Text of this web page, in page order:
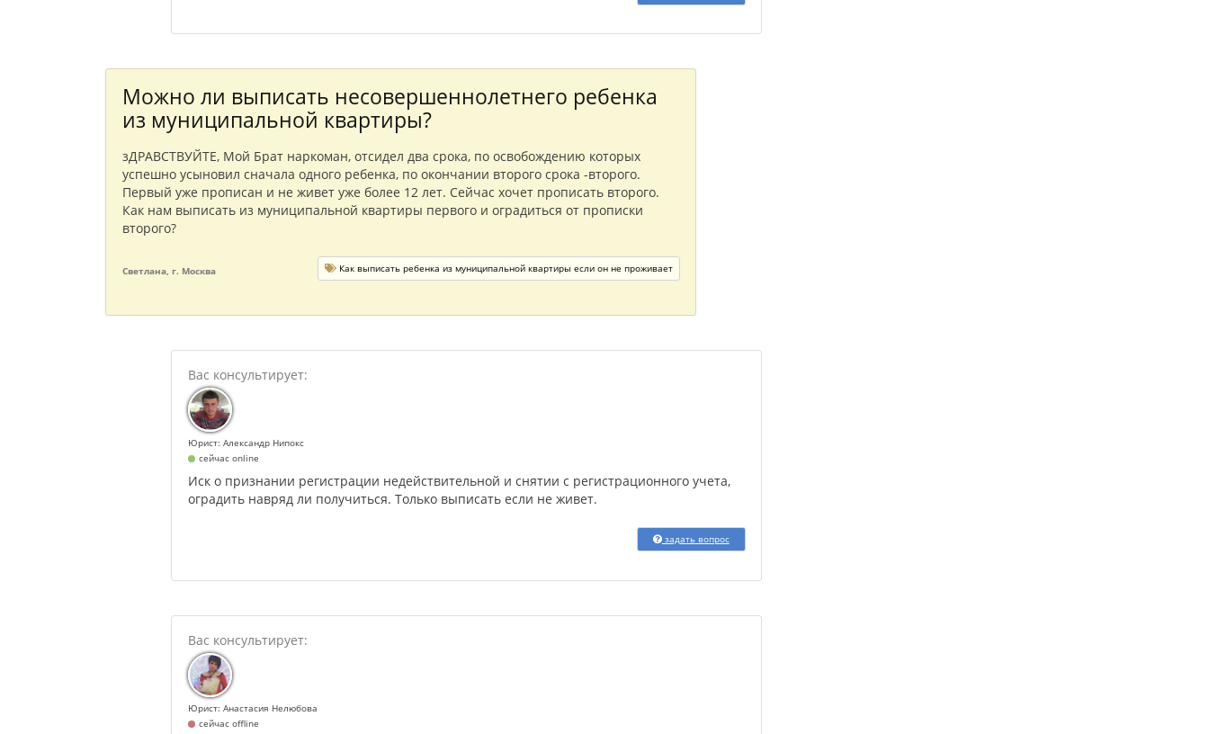
Можно ли выписать несовершеннолетнего ребенка
из муниципальной квартиры?
зДРАВСТВУЙТЕ, Мой Брат наркоман, отсидел два срока, по освобождению которых
успешно усыновил сначала одного ребенка, по окончании второго срока -второго.
Первый уже прописан и не живет уже более 12 лет. Сейчас хочет прописать второго.
Как нам выписать из муниципальной квартиры первого и оградиться от прописки
второго?
Светлана, г. Москва Как выписать ребенка из муниципальной квартиры если он не проживает
Юрист: Александр Нипокс
сейчас online
Иск о признании регистрации недействительной и снятии с регистрационного учета,
оградить навряд ли получиться. Только выписать если не живет.
задать вопрос
Юрист: Анастасия Нелюбова
сейчас offline